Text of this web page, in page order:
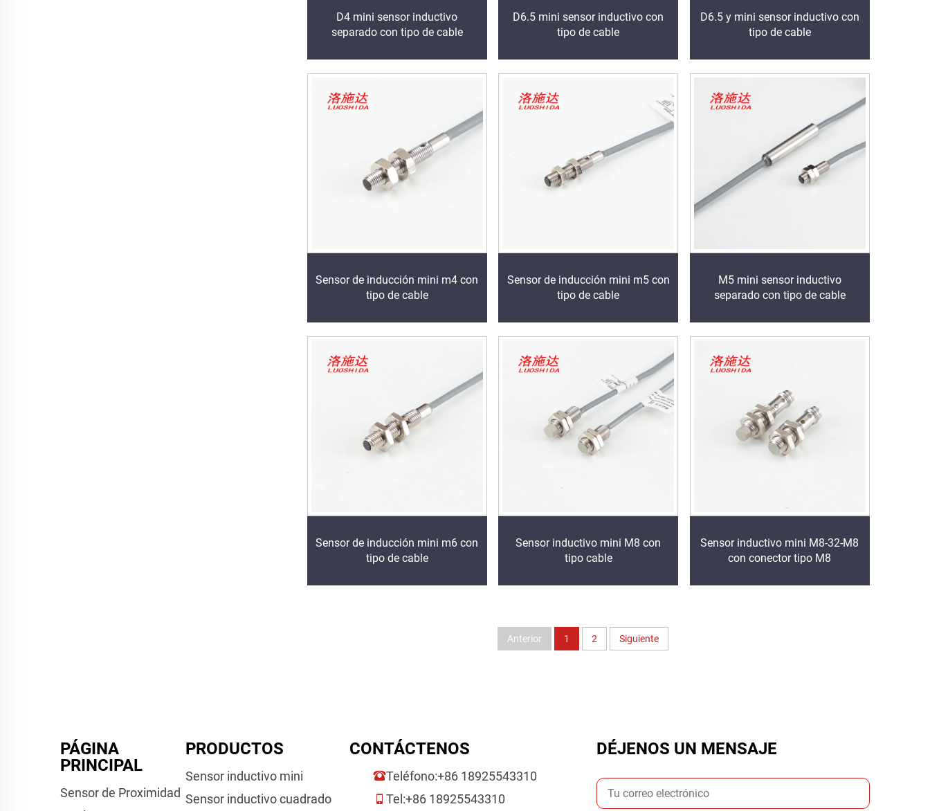
D4 mini sensor inductivo
separado con tipo de cable
D6.5 mini sensor inductivo con
tipo de cable
D6.5 y mini sensor inductivo con
tipo de cable
Sensor de inducción mini m4 con
tipo de cable
Sensor de inducción mini m5 con
tipo de cable
M5 mini sensor inductivo
separado con tipo de cable
Sensor de inducción mini m6 con
tipo de cable
Sensor inductivo mini M8 con
tipo cable
Sensor inductivo mini M8-32-M8
con conector tipo M8
Anterior 1 2 Siguiente
PÁGINA
PRINCIPAL
Sensor de Proximidad
PRODUCTOS
Sensor inductivo mini
Sensor inductivo cuadrado
CONTÁCTENOS
Teléfono:+86 18925543310
Tel:+86 18925543310
DÉJENOS UN MENSAJE